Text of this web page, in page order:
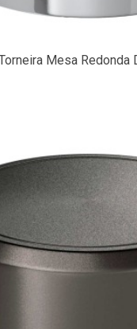
Mesa Redonda